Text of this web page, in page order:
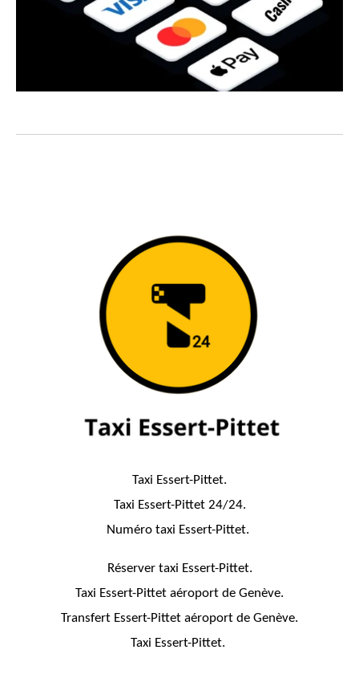
Taxi Essert-Pittet.
Taxi Essert-Pittet 24/24.
Numéro taxi Essert-Pittet.
Réserver taxi Essert-Pittet.
Taxi Essert-Pittet aéroport de Genève.
Transfert Essert-Pittet aéroport de Genève.
Taxi Essert-Pittet.